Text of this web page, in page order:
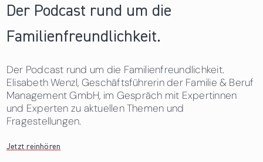
Der Podcast rund um die
Familienfreundlichkeit.
Der Podcast rund um die Familienfreundlichkeit.
Elisabeth Wenzl, Geschäftsführerin der Familie & Beruf
Management GmbH, im Gespräch mit Expertinnen
und Experten zu aktuellen Themen und
Fragestellungen.
Jetzt reinhören